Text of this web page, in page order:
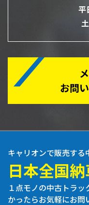
平
お問
キャリオンで販売する
日本全国納
１点モノの中古トラ
かったらお気軽にお問